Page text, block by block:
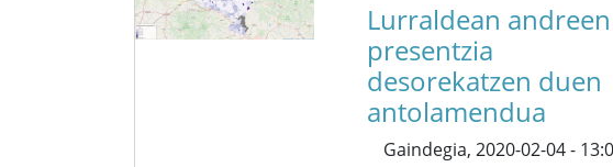
Lurraldean andreen
presentzia
desorekatzen duen
antolamendua
Gaindegia, 2020-02-04 -